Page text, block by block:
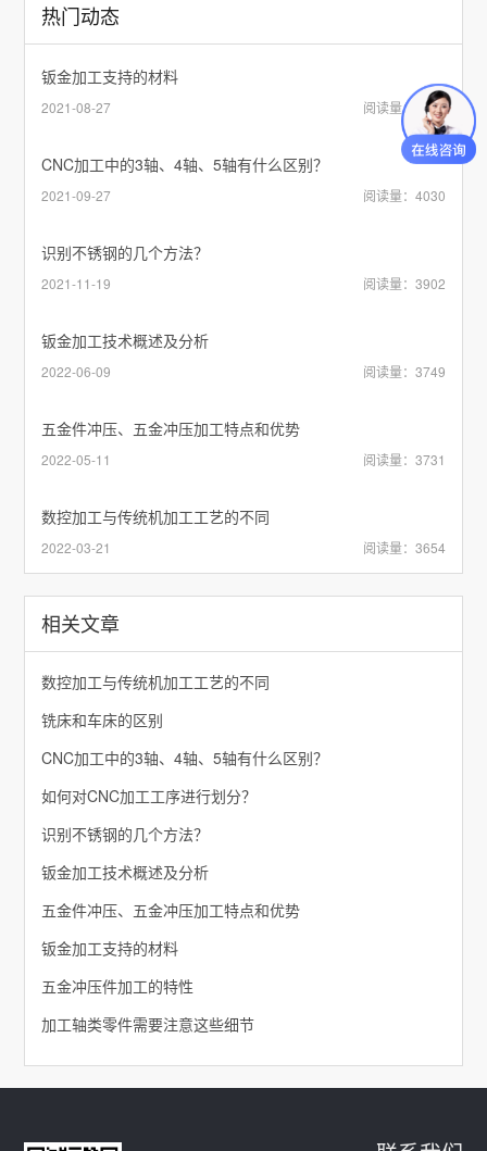
热门动态
钣金加工支持的材料
2021-08-27 阅读量：4068
CNC加工中的3轴、4轴、5轴有什么区别？
2021-09-27 阅读量：4030
识别不锈钢的几个方法？
2021-11-19 阅读量：3902
钣金加工技术概述及分析
2022-06-09 阅读量：3749
五金件冲压、五金冲压加工特点和优势
2022-05-11 阅读量：3731
数控加工与传统机加工工艺的不同
2022-03-21 阅读量：3654
相关文章
数控加工与传统机加工工艺的不同
铣床和车床的区别
CNC加工中的3轴、4轴、5轴有什么区别？
如何对CNC加工工序进行划分？
识别不锈钢的几个方法？
钣金加工技术概述及分析
五金件冲压、五金冲压加工特点和优势
钣金加工支持的材料
五金冲压件加工的特性
加工轴类零件需要注意这些细节